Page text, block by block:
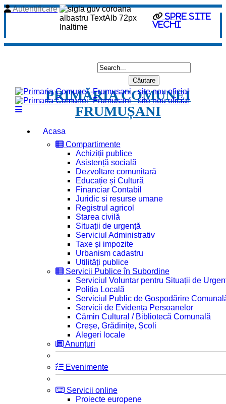
spre site
vechi
Autentificare
PRIMĂRIA COMUNEI
FRUMUȘANI
Acasa
Compartimente
Achiziții publice
Asistență socială
Dezvoltare comunitară
Educație și Cultură
Financiar Contabil
Juridic si resurse umane
Registrul agricol
Starea civilă
Situații de urgență
Serviciul Administrativ
Taxe și impozite
Urbanism cadastru
Utilități publice
Servicii Publice în Subordine
Serviciul Voluntar pentru Situații de
Poliția Locală
Serviciul Public de Gospodărire
Servicii de Evidența Persoanelor
Cămin Cultural / Bibliotecă Comunală
Creșe, Grădinițe, Școli
Alegeri locale
Anunțuri
Evenimente
Servicii online
Proiecte europene